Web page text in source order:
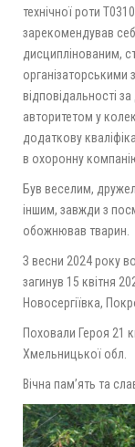
технічної роти
зарекомендував
дисциплінованим,
організаторськими
відповідальності
авторитетом у
додаткову
в охоронну компанію
Був веселим,
іншим, завжди з
обожнював тварин.
З весни 2024 року
загинув 15 квітня
Новосергіївка,
Поховали Героя 21
Хмельницької обл.
Вічна памʼять та